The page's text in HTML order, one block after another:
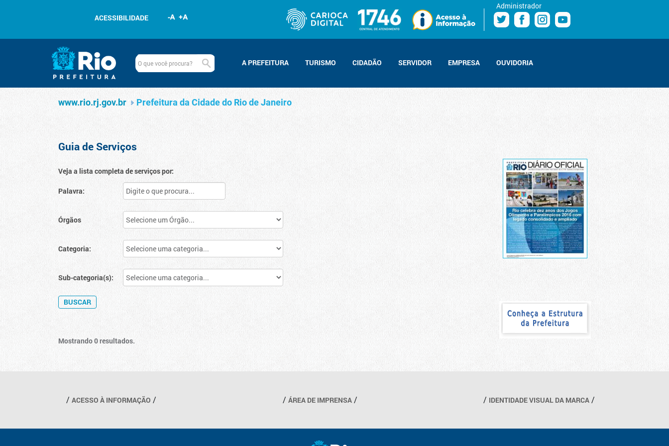
ACESSIBILIDADE
Administrador
Navegação
www.rio.rj.gov.br
Serviços
A PREFEITURA TURISMO CIDADÃO SERVIDOR EMPRESA OUVIDORIA
www.rio.rj.gov.br Prefeitura da Cidade do Rio de Janeiro
Guia de Serviços
Veja a lista completa de serviços por:
Palavra:
Órgãos
Categoria:
Sub-categoria(s):
Mostrando 0 resultados.
Outros links
ACESSO À INFORMAÇÃO ÁREA DE IMPRENSA IDENTIDADE VISUAL DA MARCA